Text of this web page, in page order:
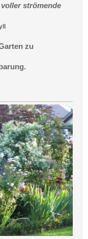
strömende
zu